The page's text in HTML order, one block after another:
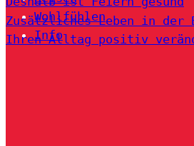
Wohlfühlen
Info
Zusätzliches Leben in der
Ihren Alltag positiv